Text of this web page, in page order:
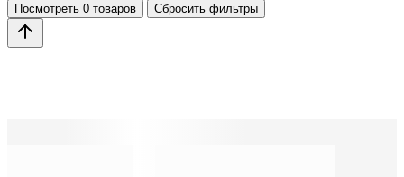
Посмотреть 0 товаров Сбросить фильтры